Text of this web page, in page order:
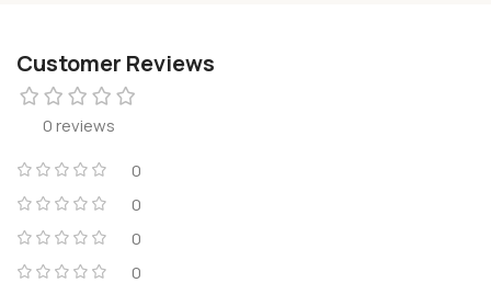
Customer Reviews
0 reviews
0
0
0
0